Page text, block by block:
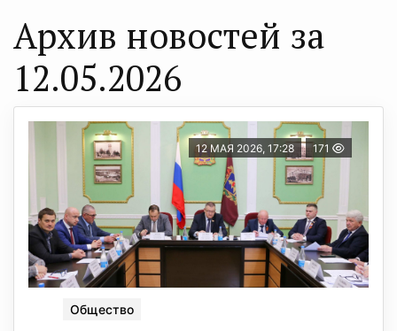
Архив новостей за
12.05.2026
12 МАЯ 2026, 17:28 171
Общество